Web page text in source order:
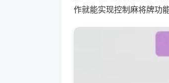
作就能实现控制麻将牌功